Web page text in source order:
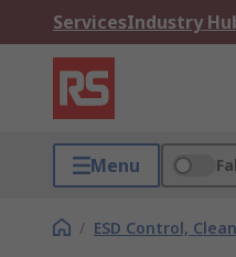
ServicesIndustry
Menu
/ ESD Control,